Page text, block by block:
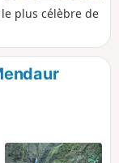
plus célèbre de